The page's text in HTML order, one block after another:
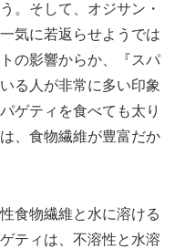
。そして、オジサン・
気に若返らせようでは
の影響からか、『スパ
る人が非常に多い印象
ゲティを食べても太り
、食物繊維が豊富だか
食物繊維と水に溶ける
ティは、不溶性と水溶